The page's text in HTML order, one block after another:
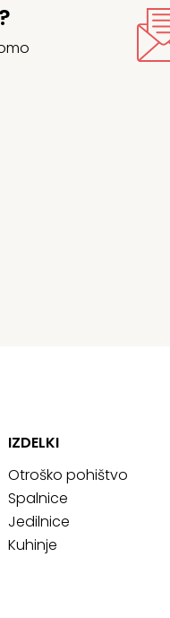
IZDELKI
Otroško pohištvo
Spalnice
Jedilnice
Kuhinje